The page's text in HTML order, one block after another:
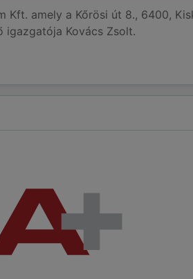
amely a Kőrösi út 8., 6400,
igazgatója Kovács Zsolt.